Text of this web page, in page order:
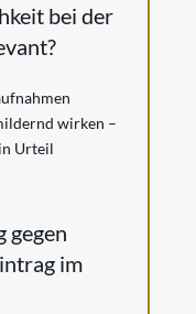
bei der
wirken –
Urteil
gegen
im